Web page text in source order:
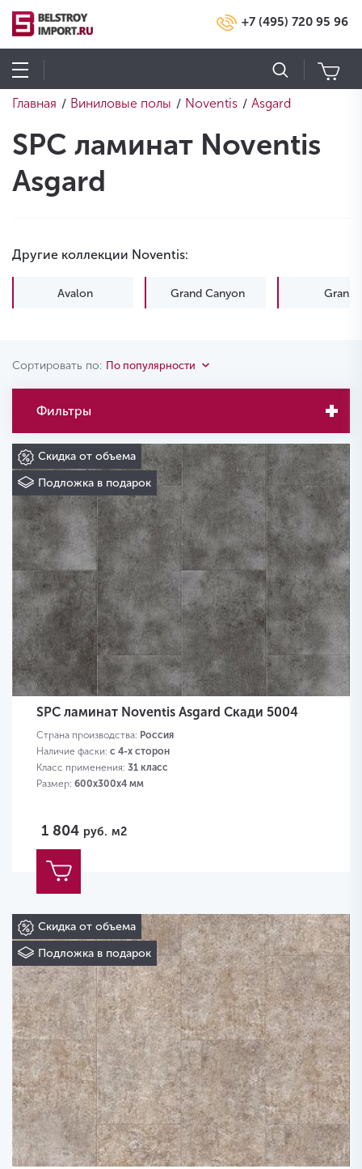
+7 (495) 720 95 96
Главная / Виниловые полы / Noventis / Asgard
SPC ламинат Noventis
Asgard
Другие коллекции Noventis:
Avalon Grand Canyon Granit
Сортировать по: По популярности
Фильтры
Скидка от объема
Подложка в подарок
SPC ламинат Noventis Asgard Скади 5004
Страна производства: Россия
Наличие фаски: с 4-х сторон
Класс применения: 31 класс
Размер: 600х300х4 мм
1 804 руб. м2
Скидка от объема
Подложка в подарок